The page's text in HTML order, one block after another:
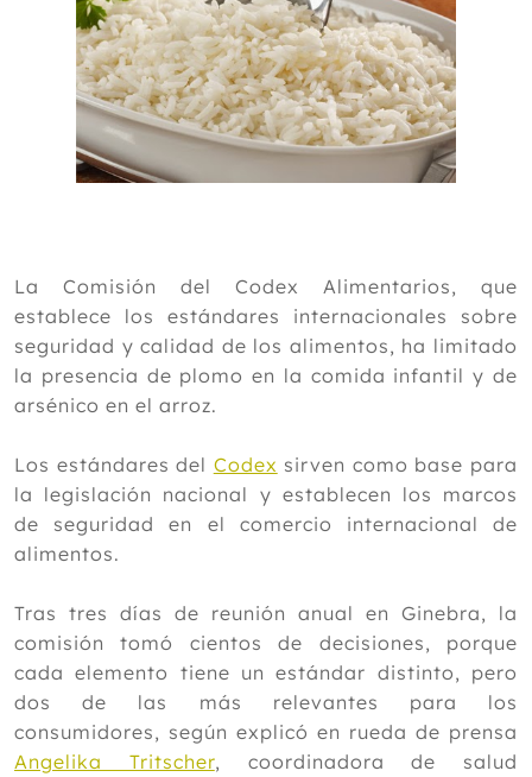
2019
2018
2017
2016
2015
Noviembre
Octubre
Septiembre
Agosto
Julio
Mayo
Abril
Marzo
2013
2012
La Comisión del Codex Alimentarios, que
establece los estándares internacionales sobre
seguridad y calidad de los alimentos, ha limitado
la presencia de plomo en la comida infantil y de
arsénico en el arroz.
Los estándares del Codex sirven como base para
la legislación nacional y establecen los marcos
de seguridad en el comercio internacional de
alimentos.
Tras tres días de reunión anual en Ginebra, la
comisión tomó cientos de decisiones, porque
cada elemento tiene un estándar distinto, pero
dos de las más relevantes para los
consumidores, según explicó en rueda de prensa
Angelika Tritscher, coordinadora de salud